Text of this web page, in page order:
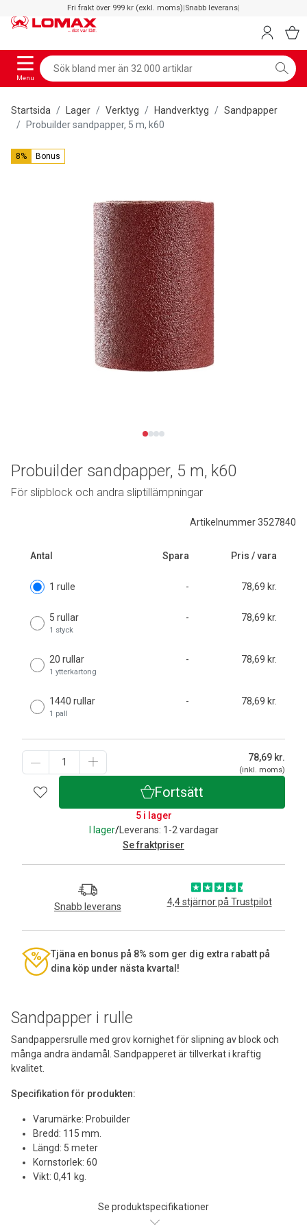
Fri frakt över 999 kr (exkl. moms)|Snabb leverans|
Menu
Startsida Lager Verktyg Handverktyg
Sandpapper
Probuilder sandpapper, 5 m, k60
8% Bonus
Sandpapper i rulle
Sandpappersrulle med grov kornighet för slipning av block och
många andra ändamål. Sandpapperet är tillverkat i kraftig
kvalitet.
Specifikation för produkten:
Varumärke: Probuilder
Bredd: 115 mm.
Längd: 5 meter
Kornstorlek: 60
Vikt: 0,41 kg.
Se produktspecifikationer
Artikelnummer 3527840
Antal Spara Pris / vara
1 rulle - 78,69 kr.
5 rullar
1 styck
- 78,69 kr.
20 rullar
1 ytterkartong
- 78,69 kr.
1440 rullar
1 pall
- 78,69 kr.
78,69 kr.
(inkl. moms)
Fortsätt
5 i lager
I lager/Leverans: 1-2 vardagar
Se fraktpriser
Snabb leverans 4,4 stjärnor på Trustpilot
Tjäna en bonus på 8% som ger dig extra rabatt på
dina köp under nästa kvartal!
Probuilder sandpapper, 5 m, k60
För slipblock och andra sliptillämpningar